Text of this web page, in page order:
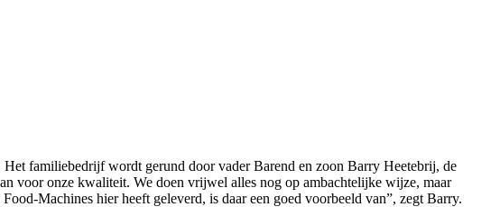
familiebedrijf wordt gerund door vader Barend en zoon Barry Heetebrij, de
voor onze kwaliteit. We doen vrijwel alles nog op ambachtelijke wijze, maar
Machines hier heeft geleverd, is daar een goed voorbeeld van”, zegt Barry.